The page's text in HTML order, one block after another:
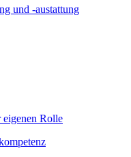
und -austattung
eigenen Rolle